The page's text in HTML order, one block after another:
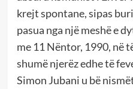
krejt spontane, sipas
pasua nga një meshë e
me 11 Nëntor, 1990, në
shumë njerëz edhe të
Simon Jubani u bë